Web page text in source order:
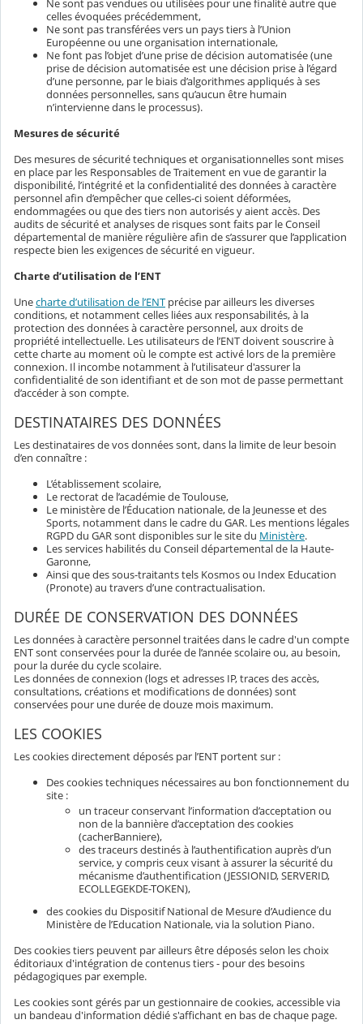
Ne sont pas vendues ou utilisées pour une finalité autre que
celles évoquées précédemment,
Ne sont pas transférées vers un pays tiers à l’Union
Européenne ou une organisation internationale,
Ne font pas l’objet d’une prise de décision automatisée (une
prise de décision automatisée est une décision prise à l’égard
d’une personne, par le biais d’algorithmes appliqués à ses
données personnelles, sans qu’aucun être humain
n’intervienne dans le processus).
Mesures de sécurité
Des mesures de sécurité techniques et organisationnelles sont mises
en place par les Responsables de Traitement en vue de garantir la
disponibilité, l’intégrité et la confidentialité des données à caractère
personnel afin d’empêcher que celles-ci soient déformées,
endommagées ou que des tiers non autorisés y aient accès. Des
audits de sécurité et analyses de risques sont faits par le Conseil
départemental de manière régulière afin de s’assurer que l’application
respecte bien les exigences de sécurité en vigueur.
Charte d’utilisation de l’ENT
Unecharte d’utilisation de l’ENT précise par ailleurs les diverses
conditions, et notamment celles liées aux responsabilités, à la
protection des données à caractère personnel, aux droits de
propriété intellectuelle. Les utilisateurs de l’ENT doivent souscrire à
cette charte au moment où le compte est activé lors de la première
connexion. Il incombe notamment à l’utilisateur d'assurer la
confidentialité de son identifiant et de son mot de passe permettant
d’accéder à son compte.
DESTINATAIRES DES DONNÉES
Les destinataires de vos données sont, dans la limite de leur besoin
d’en connaître :
L’établissement scolaire,
Le rectorat de l’académie de Toulouse,
Le ministère de l’Éducation nationale, de la Jeunesse et des
Sports, notamment dans le cadre du GAR. Les mentions légales
RGPD du GAR sont disponibles sur le site du Ministère.
Les services habilités du Conseil départemental de la Haute-
Garonne,
Ainsi que des sous-traitants tels Kosmos ou Index Education
(Pronote) au travers d’une contractualisation.
DURÉE DE CONSERVATION DES DONNÉES
Les données à caractère personnel traitées dans le cadre d'un compte
ENT sont conservées pour la durée de l’année scolaire ou, au besoin,
pour la durée du cycle scolaire.
Les données de connexion (logs et adresses IP, traces des accès,
consultations, créations et modifications de données) sont
conservées pour une durée de douze mois maximum.
LES COOKIES
Les cookies directement déposés par l’ENT portent sur :
Des cookies techniques nécessaires au bon fonctionnement du
site :
un traceur conservant l’information d’acceptation ou
non de la bannière d’acceptation des cookies
(cacherBanniere),
des traceurs destinés à l’authentification auprès d’un
service, y compris ceux visant à assurer la sécurité du
mécanisme d’authentification (JESSIONID, SERVERID,
ECOLLEGEKDE-TOKEN),
des cookies du Dispositif National de Mesure d’Audience du
Ministère de l’Education Nationale, via la solution Piano.
Des cookies tiers peuvent par ailleurs être déposés selon les choix
éditoriaux d'intégration de contenus tiers - pour des besoins
pédagogiques par exemple.
Les cookies sont gérés par un gestionnaire de cookies, accessible via
un bandeau d'information dédié s'affichant en bas de chaque page.